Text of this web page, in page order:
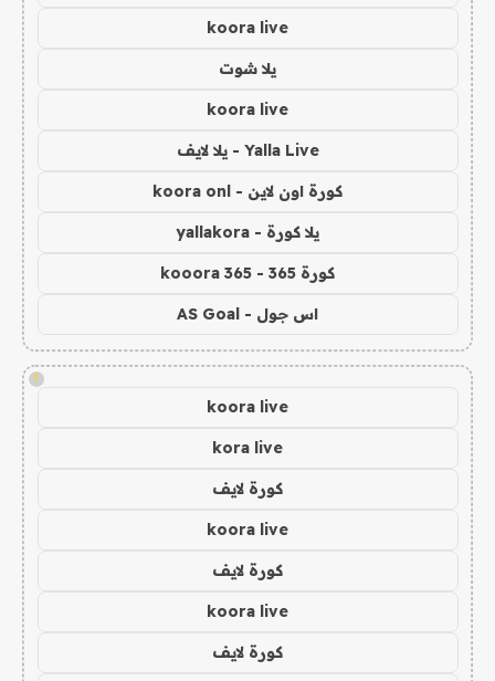
koora live
يلا شوت
koora live
Yalla Live - يلا لايف
كورة اون لاين - koora onl
يلا كورة - yallakora
كورة 365 - kooora 365
اس جول - AS Goal
!
koora live
kora live
كورة لايف
koora live
كورة لايف
koora live
كورة لايف